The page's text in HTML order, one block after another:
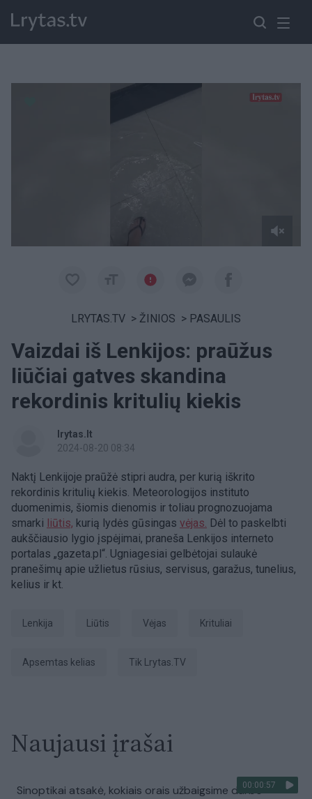
LRYTAS.TV > ŽINIOS > PASAULIS
Vaizdai iš Lenkijos: praūžus
liūčiai gatves skandina
rekordinis kritulių kiekis
lrytas.lt
2024-08-20 08:34
Naktį Lenkijoje praūžė stipri audra, per kurią iškrito
rekordinis kritulių kiekis. Meteorologijos instituto
duomenimis, šiomis dienomis ir toliau prognozuojama
smarki liūtis, kurią lydės gūsingas vėjas. Dėl to paskelbti
aukščiausio lygio įspėjimai, praneša Lenkijos interneto
portalas „gazeta.pl“. Ugniagesiai gelbėtojai sulaukė
pranešimų apie užlietus rūsius, servisus, garažus, tunelius,
kelius ir kt.
Lenkija liūtis vėjas krituliai
apsemtas kelias tik Lrytas.TV
Naujausi įrašai
00:00:57
Sinoptikai atsakė, kokiais orais užbaigsime darbo